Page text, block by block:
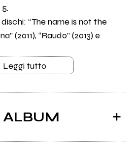
“The name is not the
(2011), “Raudo” (2013) e
Leggi tutto
ALBUM